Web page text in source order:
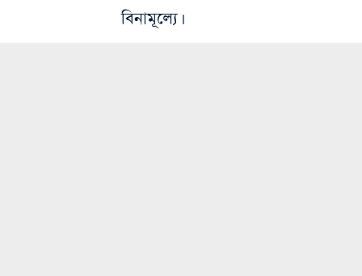
বিনামূল্যে।